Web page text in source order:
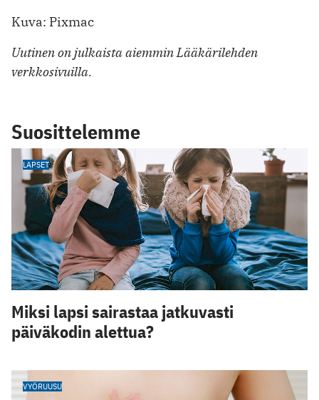
Kuva: Pixmac
Uutinen on julkaista aiemmin Lääkärilehden
verkkosivuilla.
Suosittelemme
LAPSET
Miksi lapsi sairastaa jatkuvasti
päiväkodin alettua?
VYÖRUUSU